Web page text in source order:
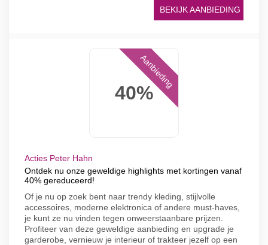
BEKIJK AANBIEDING
40%
Aanbieding
Acties Peter Hahn
Ontdek nu onze geweldige highlights met kortingen vanaf
40% gereduceerd!
Of je nu op zoek bent naar trendy kleding, stijlvolle
accessoires, moderne elektronica of andere must-haves,
je kunt ze nu vinden tegen onweerstaanbare prijzen.
Profiteer van deze geweldige aanbieding en upgrade je
garderobe, vernieuw je interieur of trakteer jezelf op een